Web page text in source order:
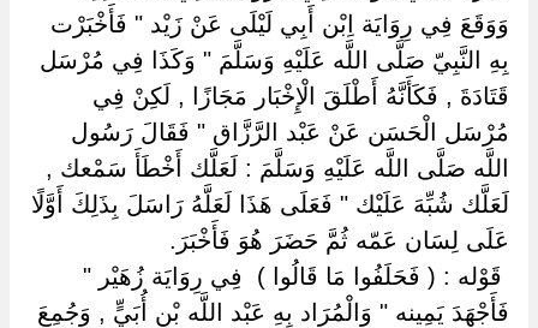
وَوَقَعَ فِي رِوَايَة اِبْن أَبِي لَيْلَى عَنْ زَيْد " فَأَخْبَرْت
بِهِ النَّبِيّ صَلَّى اللَّه عَلَيْهِ وَسَلَّمَ " وَكَذَا فِي مُرْسَل
قَتَادَةَ , فَكَأَنَّهُ أَطْلَقَ الْإِخْبَار مَجَازًا , لَكِنْ فِي
مُرْسَل الْحَسَن عَنْ عَبْد الرَّزَّاق " فَقَالَ رَسُول
اللَّه صَلَّى اللَّه عَلَيْهِ وَسَلَّمَ : لَعَلَّك أَخْطَأَ سَمْعك ,
لَعَلَّك شُبِّهَ عَلَيْك " فَعَلَى هَذَا لَعَلَّهُ رَاسَلَ بِذَلِكَ أَوَّلًا
عَلَى لِسَان عَمّه ثُمَّ حَضَرَ هُوَ فَأَخْبَرَ.
‏ ‏قَوْله : ( فَحَلَفُوا مَا قَالُوا ) ‏ ‏فِي رِوَايَة زُهَيْر "
فَأَجْهَدَ يَمِينه " وَالْمُرَاد بِهِ عَبْد اللَّه بْن أُبَيٍّ , وَجُمِعَ